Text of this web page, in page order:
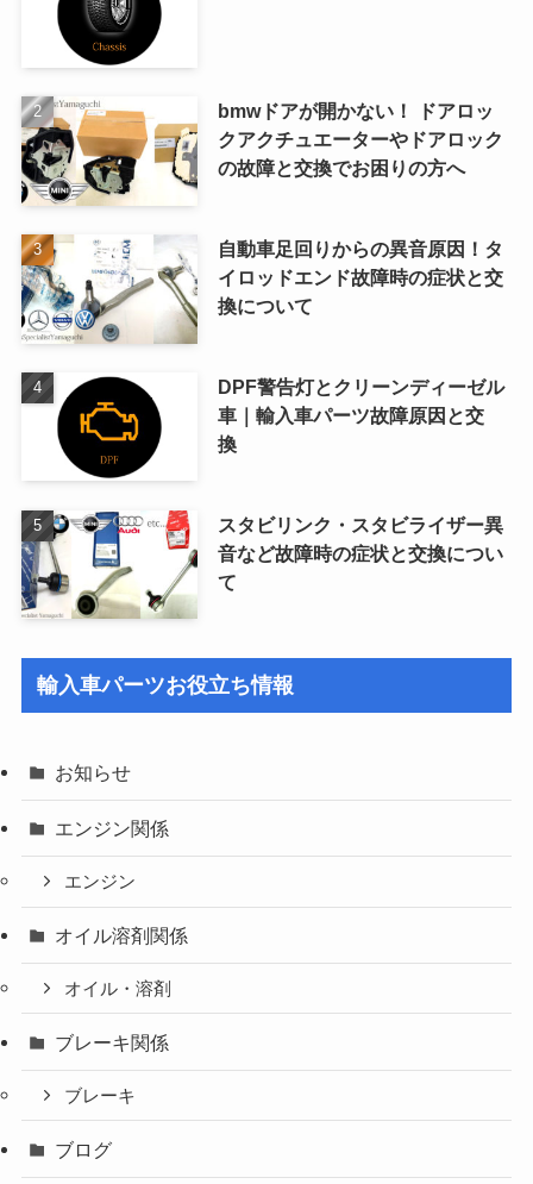
bmwドアが開かない！ ドアロッ
クアクチュエーターやドアロック
の故障と交換でお困りの方へ
自動車足回りからの異音原因！タ
イロッドエンド故障時の症状と交
換について
DPF警告灯とクリーンディーゼル
車｜輸入車パーツ故障原因と交
換
スタビリンク・スタビライザー異
音など故障時の症状と交換につい
て
輸入車パーツお役立ち情報
お知らせ
エンジン関係
エンジン
オイル溶剤関係
オイル・溶剤
ブレーキ関係
ブレーキ
ブログ